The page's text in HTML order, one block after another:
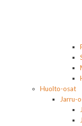
Huolto-osat
Jarru-